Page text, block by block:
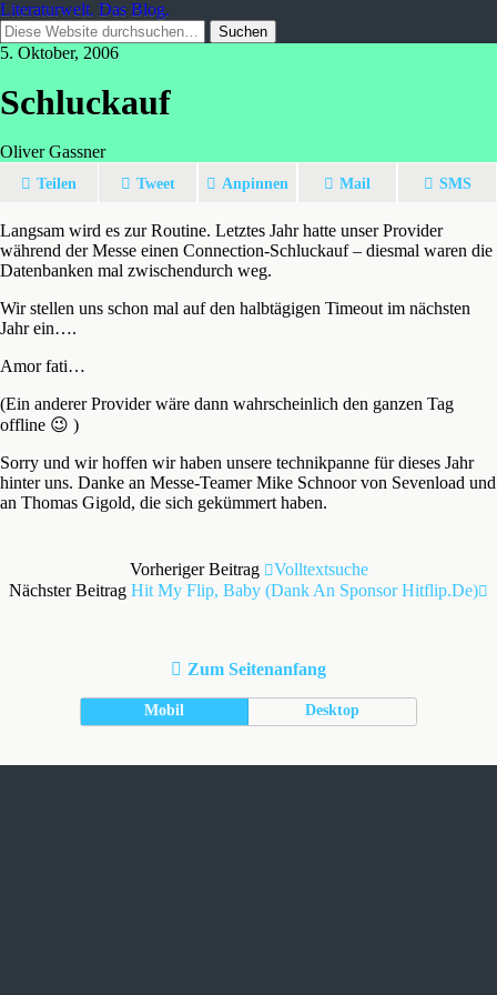
Literaturwelt. Das Blog.
5. Oktober, 2006
Schluckauf
Oliver Gassner
Teilen Tweet Anpinnen Mail SMS
Langsam wird es zur Routine. Letztes Jahr hatte unser Provider
während der Messe einen Connection-Schluckauf – diesmal waren die
Datenbanken mal zwischendurch weg.
Wir stellen uns schon mal auf den halbtägigen Timeout im nächsten
Jahr ein….
Amor fati…
(Ein anderer Provider wäre dann wahrscheinlich den ganzen Tag
offline 😉 )
Sorry und wir hoffen wir haben unsere technikpanne für dieses Jahr
hinter uns. Danke an Messe-Teamer Mike Schnoor von Sevenload und
an Thomas Gigold, die sich gekümmert haben.
Vorheriger Beitrag
Volltextsuche
Nächster Beitrag Hit My Flip, Baby (Dank An Sponsor Hitflip.de)
Zum Seitenanfang
Mobil Desktop